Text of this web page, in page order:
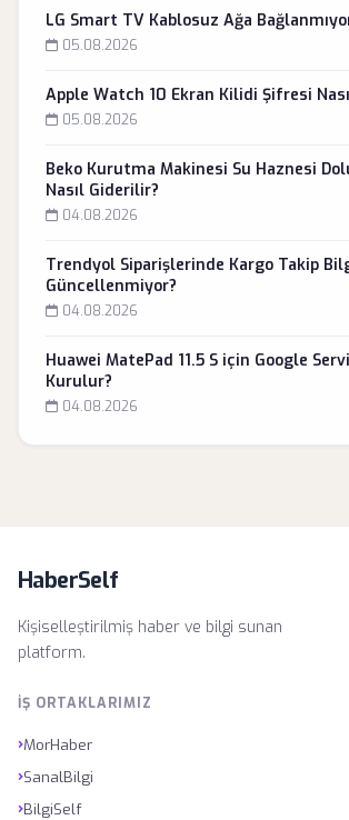
LG Smart TV Kablosuz Ağa
05.08.2026
Apple Watch 10 Ekran Kilidi Şifresi
05.08.2026
Beko Kurutma Makinesi Su Haznesi
Nasıl Giderilir?
04.08.2026
Trendyol Siparişlerinde Kargo Takip
Güncellenmiyor?
04.08.2026
Huawei MatePad 11.5 S için Google
Kurulur?
04.08.2026
HaberSelf
Kişiselleştirilmiş haber ve bilgi sunan
platform.
İŞ ORTAKLARIMIZ
›MorHaber
›SanalBilgi
›BilgiSelf